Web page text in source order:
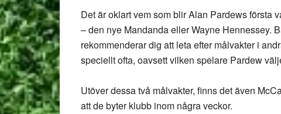
Det är oklart vem som blir Alan Pardews första
– den nye Mandanda eller Wayne Hennessey.
rekommenderar dig att leta efter målvakter i
speciellt ofta, oavsett vilken spelare Pardew
Utöver dessa två målvakter, finns det även
att de byter klubb inom några veckor.